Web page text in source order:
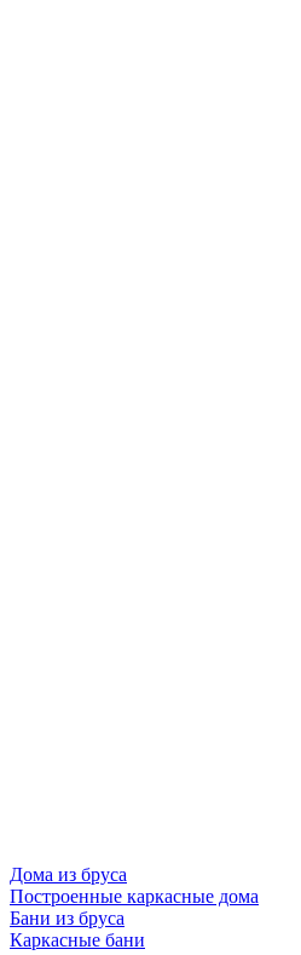
Дома из бруса
Построенные каркасные дома
Бани из бруса
Каркасные бани